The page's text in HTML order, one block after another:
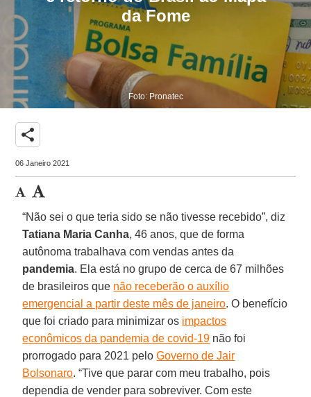
da Fome
Foto: Pronatec
share
06 Janeiro 2021
“Não sei o que teria sido se não tivesse recebido”, diz
Tatiana Maria Canha, 46 anos, que de forma
autônoma trabalhava com vendas antes da
pandemia. Ela está no grupo de cerca de 67 milhões
de brasileiros que não receberão o auxílio
emergencial a partir deste mês de janeiro. O benefício
que foi criado para minimizar os impactos
econômicos da pandemia de covid-19 não foi
prorrogado para 2021 peloGoverno de Jair
Bolsonaro. “Tive que parar com meu trabalho, pois
dependia de vender para sobreviver. Com este